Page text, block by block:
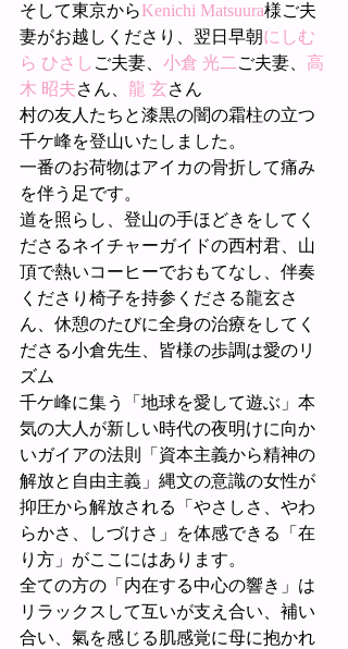
そして東京からKenichi Matsuura様ご夫
妻がお越しくださり、翌日早朝にしむ
ら ひさし ご夫妻、 小倉 光二ご夫妻、 高
木 昭夫さん、 龍 玄さん
村の友人たちと漆黒の闇の霜柱の立つ
千ケ峰を登山いたしました。
一番のお荷物はアイカの骨折して痛み
を伴う足です。
道を照らし、登山の手ほどきをしてく
ださるネイチャーガイドの西村君、山
頂で熱いコーヒーでおもてなし、伴奏
くださり椅子を持参くださる龍玄さ
ん、休憩のたびに全身の治療をしてく
ださる小倉先生、皆様の歩調は愛のリ
ズム
千ケ峰に集う「地球を愛して遊ぶ」本
気の大人が新しい時代の夜明けに向か
いガイアの法則「資本主義から精神の
解放と自由主義」縄文の意識の女性が
抑圧から解放される「やさしさ、やわ
らかさ、しづけさ」を体感できる「在
り方」がここにはあります。
全ての方の「内在する中心の響き」は
リラックスして互いが支え合い、補い
合い、氣を感じる肌感覚に母に抱かれ